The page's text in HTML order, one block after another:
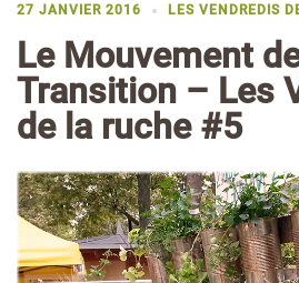
27 JANVIER 2016 LES VENDREDIS
Le Mouvement
Transition – Les
de la ruche #5